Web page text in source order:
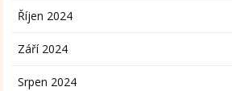
Říjen 2024
Září 2024
Srpen 2024